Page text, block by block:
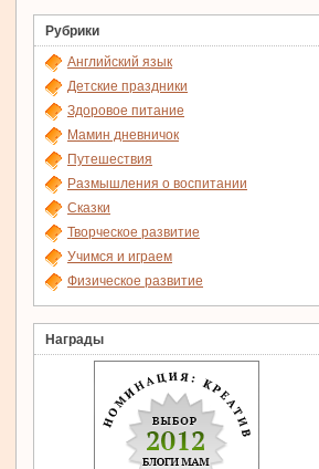
Рубрики
Английский язык
Детские праздники
Здоровое питание
Мамин дневничок
Путешествия
Размышления о воспитании
Сказки
Творческое развитие
Учимся и играем
Физическое развитие
Награды